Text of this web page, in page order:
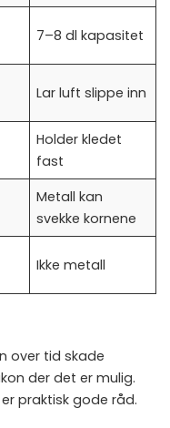
7–8 dl kapasitet
Lar luft slippe inn
Holder kledet
fast
Metall kan
svekke kornene
Ikke metall
over tid skade
der det er mulig.
praktisk gode råd.